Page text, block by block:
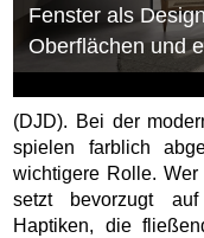
Fenster als
Oberflächen und
(DJD). Bei der
spielen farblich
wichtigere Rolle. Wer
setzt bevorzugt
Haptiken, die